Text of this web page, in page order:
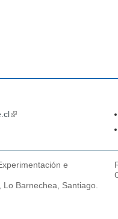
(link
e
Barnechea, Santiago.